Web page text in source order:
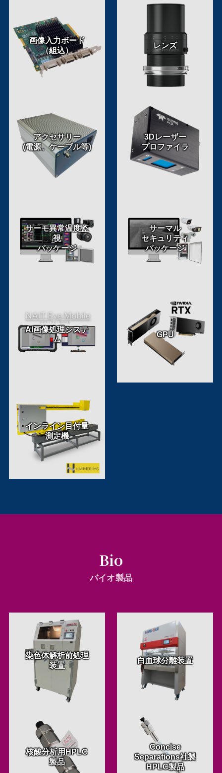
画像入力ボード
（組込）
レンズ
アクセサリー
(電源、ケーブル等)
3Dレーザー
プロファイラ
サーモ異常温度監
視
パッケージ
サーマル
セキュリティ
パッケージ
AI画像処理システ
ム
GPU
インライン目付量
測定機
Bio
バイオ製品
染色体解析前処理
装置
白血球分離装置
核酸分析用HPLC
製品
Concise
Separations社製
HPLC製品